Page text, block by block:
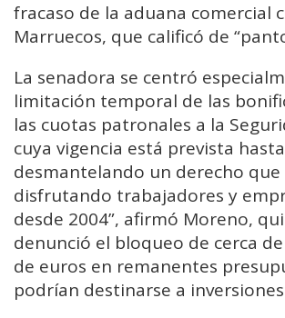
fracaso de la aduana comercial
Marruecos, que calificó de
La senadora se centró
limitación temporal de las
las cuotas patronales a la
cuya vigencia está prevista
desmantelando un derecho que
disfrutando trabajadores y
desde 2004”, afirmó Moreno,
denunció el bloqueo de cerca
de euros en remanentes
podrían destinarse a